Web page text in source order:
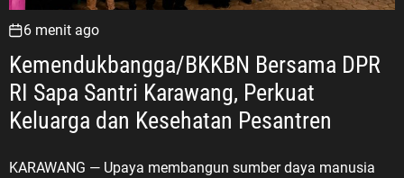
6 menit ago
Kemendukbangga/BKKBN Bersama DPR
RI Sapa Santri Karawang, Perkuat
Keluarga dan Kesehatan Pesantren
KARAWANG — Upaya membangun sumber daya manusia